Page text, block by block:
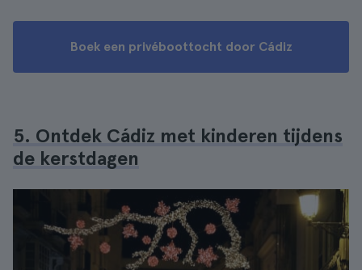
Boek een privéboottocht door Cádiz
5. Ontdek Cádiz met kinderen tijdens
de kerstdagen